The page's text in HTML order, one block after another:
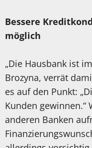
Bessere
möglich
„Die Hausbank ist
Brozyna, verrät
es auf den Punkt:
Kunden gewinnen.“
anderen Banken